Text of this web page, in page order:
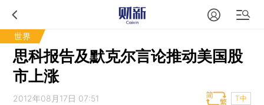
世界
思科报告及默克尔言论推动美国股
市上涨
2012年08月17日 07:51 T中